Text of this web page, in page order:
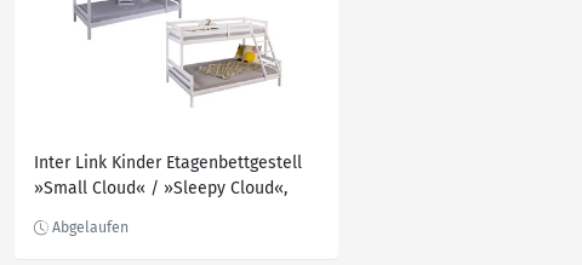
Inter Link Kinder Etagenbettgestell
»Small Cloud« / »Sleepy Cloud«,